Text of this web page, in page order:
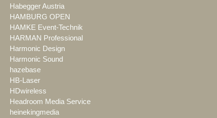
Habegger Austria
HAMBURG OPEN
HAMKE Event-Technik
HARMAN Professional
Harmonic Design
Harmonic Sound
hazebase
HB-Laser
HDwireless
Headroom Media Service
heinekingmedia